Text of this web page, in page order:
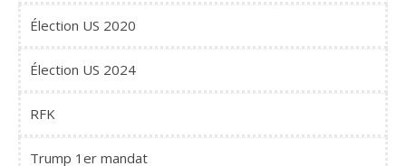
Élection US 2020
Élection US 2024
RFK
Trump 1er mandat